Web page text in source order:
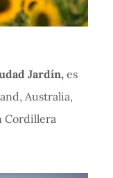
Jardín,es
Australia,
Cordillera